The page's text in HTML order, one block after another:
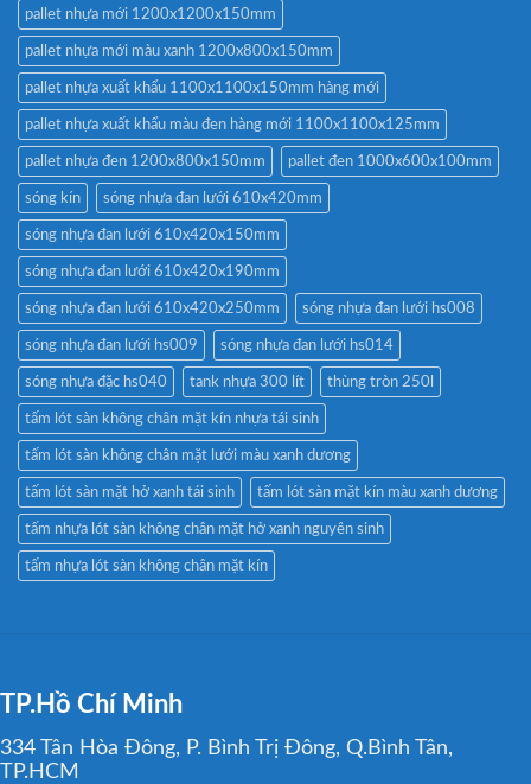
pallet nhựa mới 1200x1200x150mm
pallet nhựa mới màu xanh 1200x800x150mm
pallet nhựa xuất khẩu 1100x1100x150mm hàng mới
pallet nhựa xuất khẩu màu đen hàng mới 1100x1100x125mm
pallet nhựa đen 1200x800x150mm pallet đen 1000x600x100mm
sóng kín sóng nhựa đan lưới 610x420mm
sóng nhựa đan lưới 610x420x150mm
sóng nhựa đan lưới 610x420x190mm
sóng nhựa đan lưới 610x420x250mm sóng nhựa đan lưới hs008
sóng nhựa đan lưới hs009 sóng nhựa đan lưới hs014
sóng nhựa đặc hs040 tank nhựa 300 lít thùng tròn 250l
tấm lót sàn không chân mặt kín nhựa tái sinh
tấm lót sàn không chân mặt lưới màu xanh dương
tấm lót sàn mặt hở xanh tái sinh tấm lót sàn mặt kín màu xanh dương
tấm nhựa lót sàn không chân mặt hở xanh nguyên sinh
tấm nhựa lót sàn không chân mặt kín
TP.Hồ Chí Minh
334 Tân Hòa Đông, P. Bình Trị Đông, Q.Bình Tân,
TP.HCM